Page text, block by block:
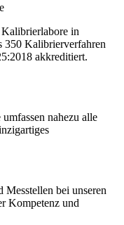
in
350 Kalibrierverfahren
akkreditiert.
nahezu alle
bei unseren
Kompetenz und